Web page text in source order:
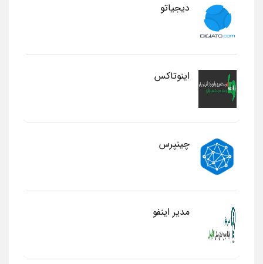
دیجیاتو
اینوتاکس
چینپرس
مدیر اینفو